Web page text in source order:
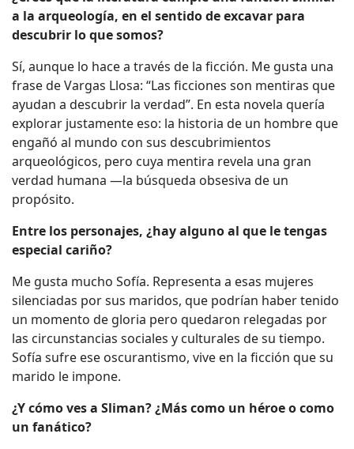
a la arqueología, en el sentido de excavar para
descubrir lo que somos?
Sí, aunque lo hace a través de la ficción. Me gusta una
frase de Vargas Llosa: “Las ficciones son mentiras que
ayudan a descubrir la verdad”. En esta novela quería
explorar justamente eso: la historia de un hombre que
engañó al mundo con sus descubrimientos
arqueológicos, pero cuya mentira revela una gran
verdad humana —la búsqueda obsesiva de un
propósito.
Entre los personajes, ¿hay alguno al que le tengas
especial cariño?
Me gusta mucho Sofía. Representa a esas mujeres
silenciadas por sus maridos, que podrían haber tenido
un momento de gloria pero quedaron relegadas por
las circunstancias sociales y culturales de su tiempo.
Sofía sufre ese oscurantismo, vive en la ficción que su
marido le impone.
¿Y cómo ves a Sliman? ¿Más como un héroe o como
un fanático?